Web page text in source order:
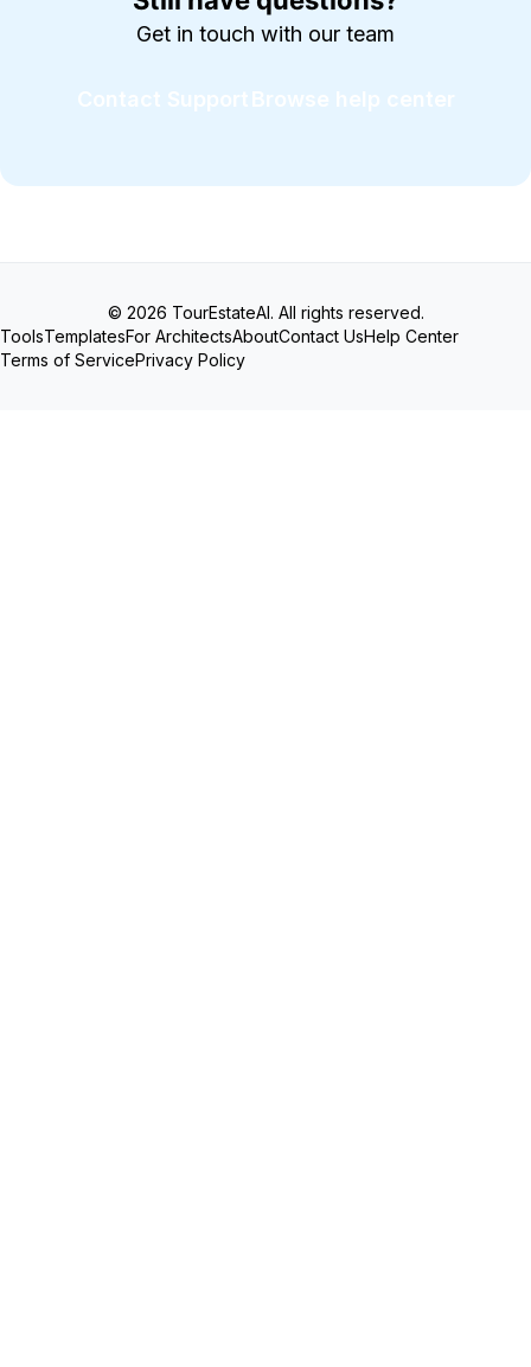
Get in touch with our team
Contact SupportBrowse help center
© 2026 TourEstateAI. All rights reserved.
ToolsTemplatesFor ArchitectsAboutContact UsHelp Center
Terms of ServicePrivacy Policy